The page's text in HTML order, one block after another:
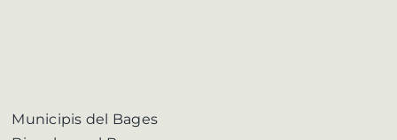
Municipis del Bages